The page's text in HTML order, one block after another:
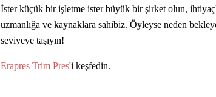
İster küçük bir işletme ister büyük bir şirket olun,
uzmanlığa ve kaynaklara sahibiz. Öyleyse neden
seviyeye taşıyın!
Erapres Trim Pres'i keşfedin.